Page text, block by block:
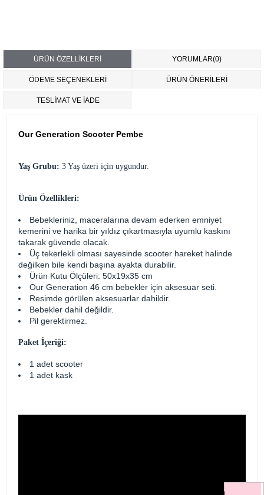
ÜRÜN ÖZELLIKLERI YORUMLAR(0)
ÖDEME SEÇENEKLERI ÜRÜN ÖNERILERI
TESLİMAT VE İADE
Our Generation Scooter Pembe
Yaş Grubu: 3 Yaş üzeri için uygundur.
Ürün Özellikleri:
Bebekleriniz, maceralarına devam ederken emniyet
kemerini ve harika bir yıldız çıkartmasıyla uyumlu kaskını
takarak güvende olacak.
Üç tekerlekli olması sayesinde scooter hareket halinde
değilken bile kendi başına ayakta durabilir.
Ürün Kutu Ölçüleri: 50x19x35 cm
Our Generation 46 cm bebekler için aksesuar seti.
Resimde görülen aksesuarlar dahildir.
Bebekler dahil değildir.
Pil gerektirmez.
Paket İçeriği:
1 adet scooter
1 adet kask